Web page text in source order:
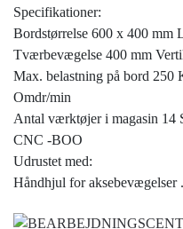
Specifikationer:
Bordstørrelse 600 x 400 mm
Tværbevægelse 400 mm
Max. belastning på bord 250
Omdr/min
Antal værktøjer i magasin 14
CNC -BOO
Udrustet med:
Håndhjul for aksebevægelser